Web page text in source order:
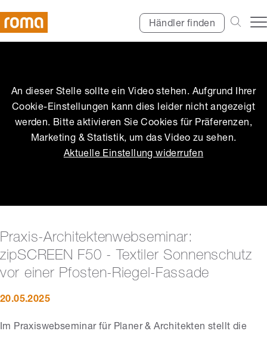
Händler finden
An dieser Stelle sollte ein Video stehen. Aufgrund Ihrer
Cookie-Einstellungen kann dies leider nicht angezeigt
werden. Bitte aktivieren Sie Cookies für Präferenzen,
Marketing & Statistik, um das Video zu sehen.
Aktuelle Einstellung widerrufen
Praxis-Architektenwebseminar:
zipSCREEN F50 - Textiler Sonnenschutz
vor einer Pfosten-Riegel-Fassade
20.05.2025
Im Praxiswebseminar für Planer & Architekten stellt die